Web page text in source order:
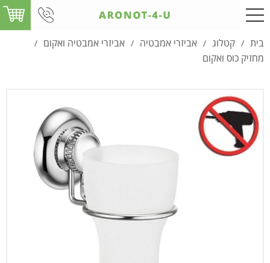
בית / קטלוג / אביזרי אמבטיה / אביזרי אמבטיה ואקום /
מחזיק כוס ואקום